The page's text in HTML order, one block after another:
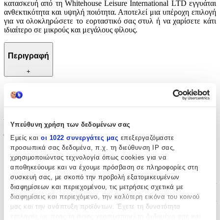
Υπεύθυνη χρήση των δεδομένων σας
Εμείς και οι 1022 συνεργάτες μας επεξεργαζόμαστε
προσωπικά σας δεδομένα, π.χ. τη διεύθυνση IP σας,
χρησιμοποιώντας τεχνολογία όπως cookies για να
αποθηκεύουμε και να έχουμε πρόσβαση σε πληροφορίες στη
συσκευή σας, με σκοπό την προβολή εξατομικευμένων
διαφημίσεων και περιεχομένου, τις μετρήσεις σχετικά με
διαφημίσεις και περιεχόμενο, την καλύτερη εικόνα του κοινού
μας και την ανάπτυξη προϊόντων. Έχετε τη δυνατότητα
κατασκευή από τη Whitehouse Leisure International LTD εγγυάται
ανθεκτικότητα και υψηλή ποιότητα. Αποτελεί μια υπέροχη επιλογή
για να ολοκληρώσετε το εορταστικό σας στυλ ή να χαρίσετε κάτι
ιδιαίτερο σε μικρούς και μεγάλους φίλους.
Περιγραφή
+
Περιγραφή
Ένα μοναδικό και χαριτωμένο μπρελόκ σε σχήμα κολοκύθας,
ιδανικό για τη διακόσμηση των κλειδιών ή της τσάντας σας, ειδικά
τη spooky περίοδο του Halloween. Το λούτρινο αυτό αξεσουάρ
προσφέρει απαλή υφή και παιχνιδιάρικη διάθεση, φέρνοντας μια
νότα διασκέδασης στην καθημερινότητά σας. Η προσεγμένη
κατασκευή από τη Whitehouse Leisure International LTD εγγυάται
ανθεκτικότητα και υψηλή ποιότητα. Αποτελεί μια υπέροχη επιλογή
για να ολοκληρώσετε το εορταστικό σας στυλ ή να χαρίσετε κάτι
ιδιαίτερο σε μικρούς και μεγάλους φίλους.